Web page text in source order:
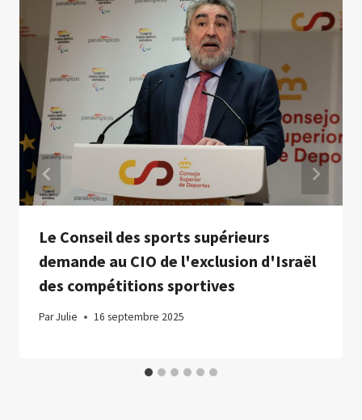
Le Conseil des sports supérieurs
demande au CIO de l'exclusion d'Israël
des compétitions sportives
ParJulie 16 septembre 2025